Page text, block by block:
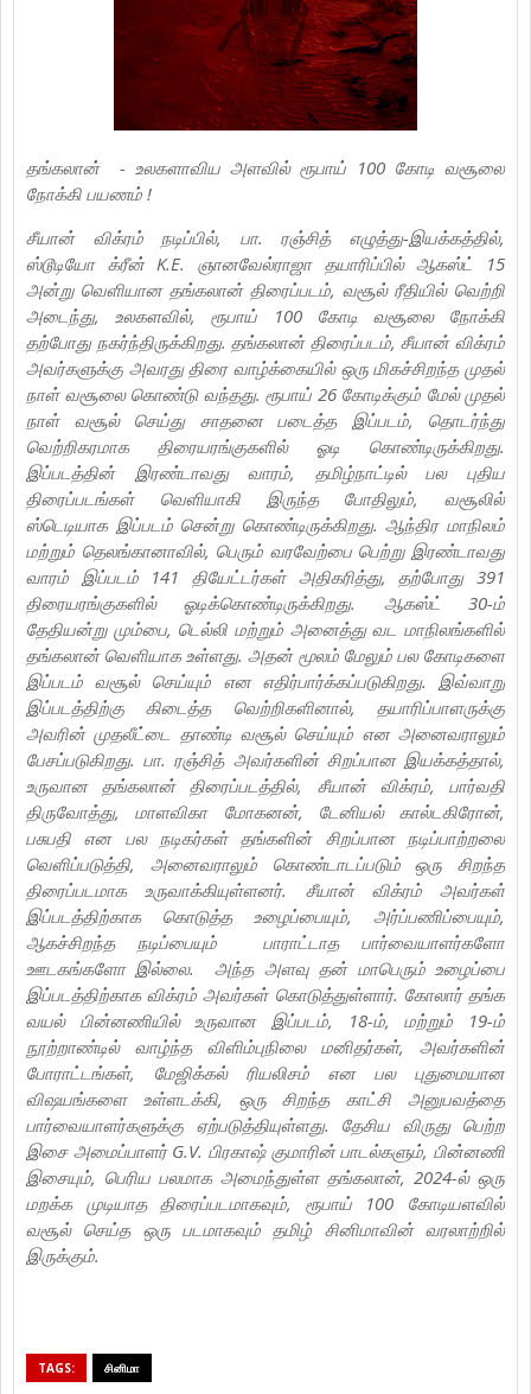
தங்கலான் - உலகளாவிய அளவில் ரூபாய் 100 கோடி வசூலை
நோக்கி பயணம் !
சீயான் விக்ரம் நடிப்பில், பா. ரஞ்சித் எழுத்து-இயக்கத்தில்,
ஸ்டூடியோ க்ரீன் K.E. ஞானவேல்ராஜா தயாரிப்பில் ஆகஸ்ட் 15
அன்று வெளியான தங்கலான் திரைப்படம், வசூல் ரீதியில் வெற்றி
அடைந்து, உலகளவில், ரூபாய் 100 கோடி வசூலை நோக்கி
தற்போது நகர்ந்திருக்கிறது. தங்கலான் திரைப்படம், சீயான் விக்ரம்
அவர்களுக்கு அவரது திரை வாழ்க்கையில் ஒரு மிகச்சிறந்த முதல்
நாள் வசூலை கொண்டு வந்தது. ரூபாய் 26 கோடிக்கும் மேல் முதல்
நாள் வசூல் செய்து சாதனை படைத்த இப்படம், தொடர்ந்து
வெற்றிகரமாக திரையரங்குகளில் ஓடி கொண்டிருக்கிறது.
இப்படத்தின் இரண்டாவது வாரம், தமிழ்நாட்டில் பல புதிய
திரைப்படங்கள் வெளியாகி இருந்த போதிலும், வசூலில்
ஸ்டெடியாக இப்படம் சென்று கொண்டிருக்கிறது. ஆந்திர மாநிலம்
மற்றும் தெலங்கானாவில், பெரும் வரவேற்பை பெற்று இரண்டாவது
வாரம் இப்படம் 141 தியேட்டர்கள் அதிகரித்து, தற்போது 391
திரையரங்குகளில் ஓடிக்கொண்டிருக்கிறது. ஆகஸ்ட் 30-ம்
தேதியன்று மும்பை, டெல்லி மற்றும் அனைத்து வட மாநிலங்களில்
தங்கலான் வெளியாக உள்ளது. அதன் மூலம் மேலும் பல கோடிகளை
இப்படம் வசூல் செய்யும் என எதிர்பார்க்கப்படுகிறது. இவ்வாறு
இப்படத்திற்கு கிடைத்த வெற்றிகளினால், தயாரிப்பாளருக்கு
அவரின் முதலீட்டை தாண்டி வசூல் செய்யும் என அனைவராலும்
பேசப்படுகிறது. பா. ரஞ்சித் அவர்களின் சிறப்பான இயக்கத்தால்,
உருவான தங்கலான் திரைப்படத்தில், சீயான் விக்ரம், பார்வதி
திருவோத்து, மாளவிகா மோகனன், டேனியல் கால்டகிரோன்,
பசுபதி என பல நடிகர்கள் தங்களின் சிறப்பான நடிப்பாற்றலை
வெளிப்படுத்தி, அனைவராலும் கொண்டாடப்படும் ஒரு சிறந்த
திரைப்படமாக உருவாக்கியுள்ளனர். சீயான் விக்ரம் அவர்கள்
இப்படத்திற்காக கொடுத்த உழைப்பையும், அர்ப்பணிப்பையும்,
ஆகச்சிறந்த நடிப்பையும் பாராட்டாத பார்வையாளர்களோ
ஊடகங்களோ இல்லை. அந்த அளவு தன் மாபெரும் உழைப்பை
இப்படத்திற்காக விக்ரம் அவர்கள் கொடுத்துள்ளார். கோலார் தங்க
வயல் பின்னணியில் உருவான இப்படம், 18-ம், மற்றும் 19-ம்
நூற்றாண்டில் வாழ்ந்த விளிம்புநிலை மனிதர்கள், அவர்களின்
போராட்டங்கள், மேஜிக்கல் ரியலிசம் என பல புதுமையான
விஷயங்களை உள்ளடக்கி, ஒரு சிறந்த காட்சி அனுபவத்தை
பார்வையாளர்களுக்கு ஏற்படுத்தியுள்ளது. தேசிய விருது பெற்ற
இசை அமைப்பாளர் G.V. பிரகாஷ் குமாரின் பாடல்களும், பின்னணி
இசையும், பெரிய பலமாக அமைந்துள்ள தங்கலான், 2024-ல் ஒரு
மறக்க முடியாத திரைப்படமாகவும், ரூபாய் 100 கோடியளவில்
வசூல் செய்த ஒரு படமாகவும் தமிழ் சினிமாவின் வரலாற்றில்
இருக்கும்.
TAGS: சினிமா